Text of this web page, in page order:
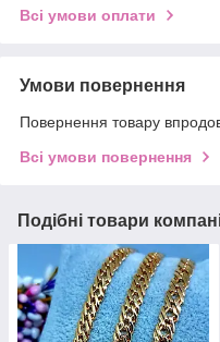
Всі умови оплати
Умови повернення
Повернення товару
Всі умови повернення
Подібні товари